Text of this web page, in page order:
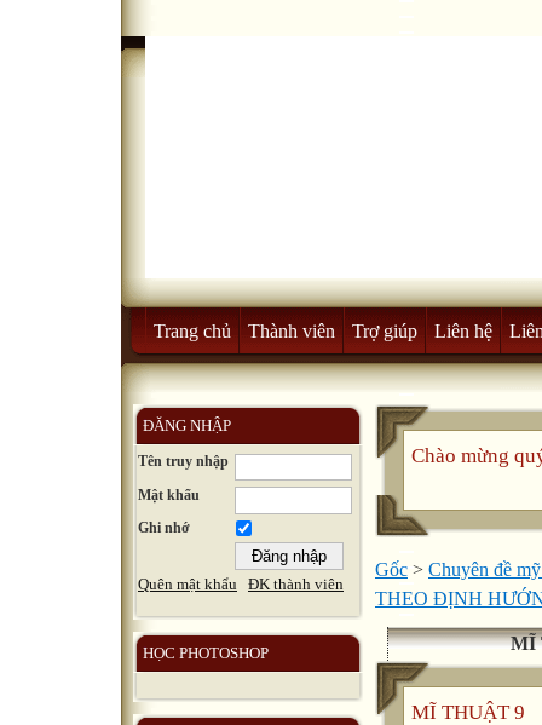
Trang chủ Thành viên Trợ giúp Liên hệ
ĐĂNG NHẬP
Tên truy nhập
Mật khẩu
Ghi nhớ
Quên mật khẩu ĐK thành viên
HỌC PHOTOSHOP
Chào mừng
Gốc > Chuyên đề
THEO ĐỊNH
MĨ
MĨ THUẬT 9